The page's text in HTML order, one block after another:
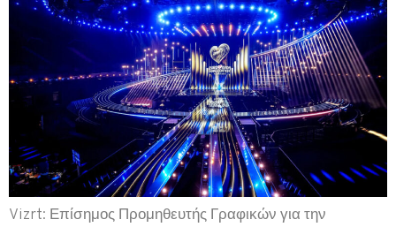
Vizrt: Επίσημος Προμηθευτής Γραφικών για την